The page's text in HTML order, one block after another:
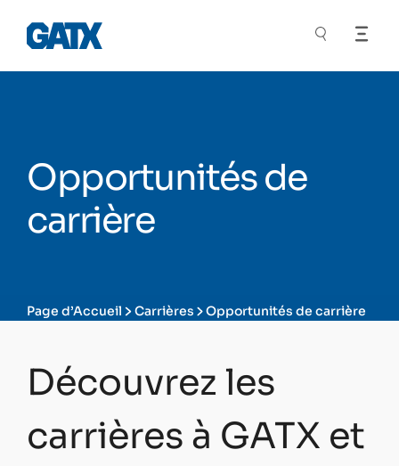
Opportunités de
carrière
Page d’Accueil Carrières Opportunités de carrière
Découvrez les
carrières à GATX et